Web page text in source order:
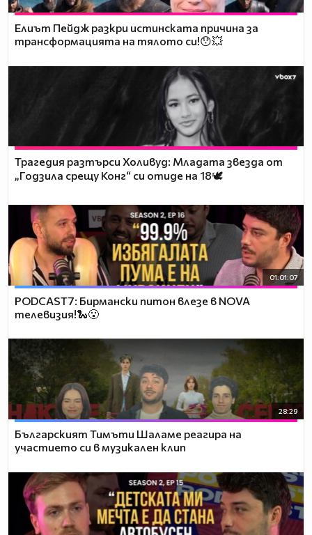
Елиът Пейдж разкри истинската причина за
трансформацията на тялото си!😯💥
Трагедия разтърси Холивуд: Младата звезда от
„Годзила срещу Конг“ си отиде на 18🕊️
01:01:07
PODCAST7: Бирмански питон влезе в NOVA
телевизия!🐍😮
28:29
Българският Тимъти Шаламе реагира на
участието си в музикален клип